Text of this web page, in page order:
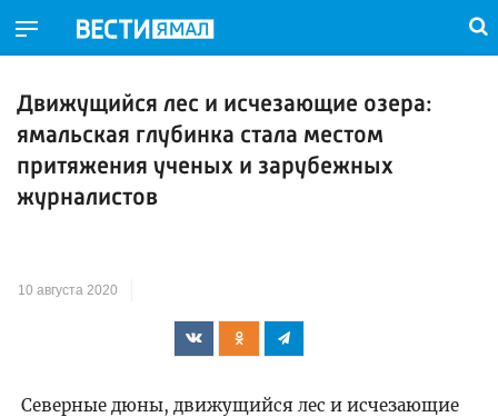
Движущийся лес и исчезающие озера:
ямальская глубинка стала местом
притяжения ученых и зарубежных
журналистов
10 августа 2020
Северные дюны, движущийся лес и исчезающие